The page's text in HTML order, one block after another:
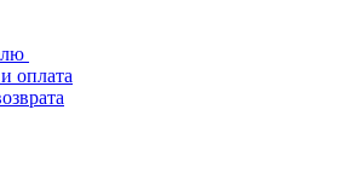
оплата